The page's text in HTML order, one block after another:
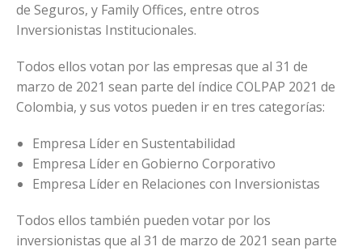
de Seguros, y Family Offices, entre otros
Inversionistas Institucionales.
Todos ellos votan por las empresas que al 31 de
marzo de 2021 sean parte del índice COLPAP 2021 de
Colombia, y sus votos pueden ir en tres categorías:
Empresa Líder en Sustentabilidad
Empresa Líder en Gobierno Corporativo
Empresa Líder en Relaciones con Inversionistas
Todos ellos también pueden votar por los
inversionistas que al 31 de marzo de 2021 sean parte